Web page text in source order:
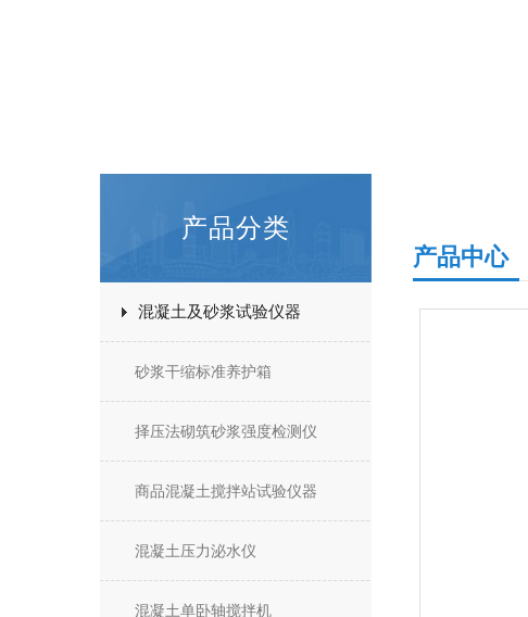
产品分类
混凝土及砂浆试验仪器
砂浆干缩标准养护箱
择压法砌筑砂浆强度检测仪
商品混凝土搅拌站试验仪器
混凝土压力泌水仪
混凝土单卧轴搅拌机
产品中心